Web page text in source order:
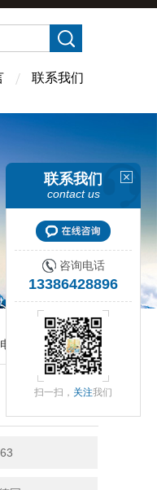
联系我们
磁阀/宝德电磁阀
联系我们
contact us
咨询电话
13386428896
扫一扫， 关注我们